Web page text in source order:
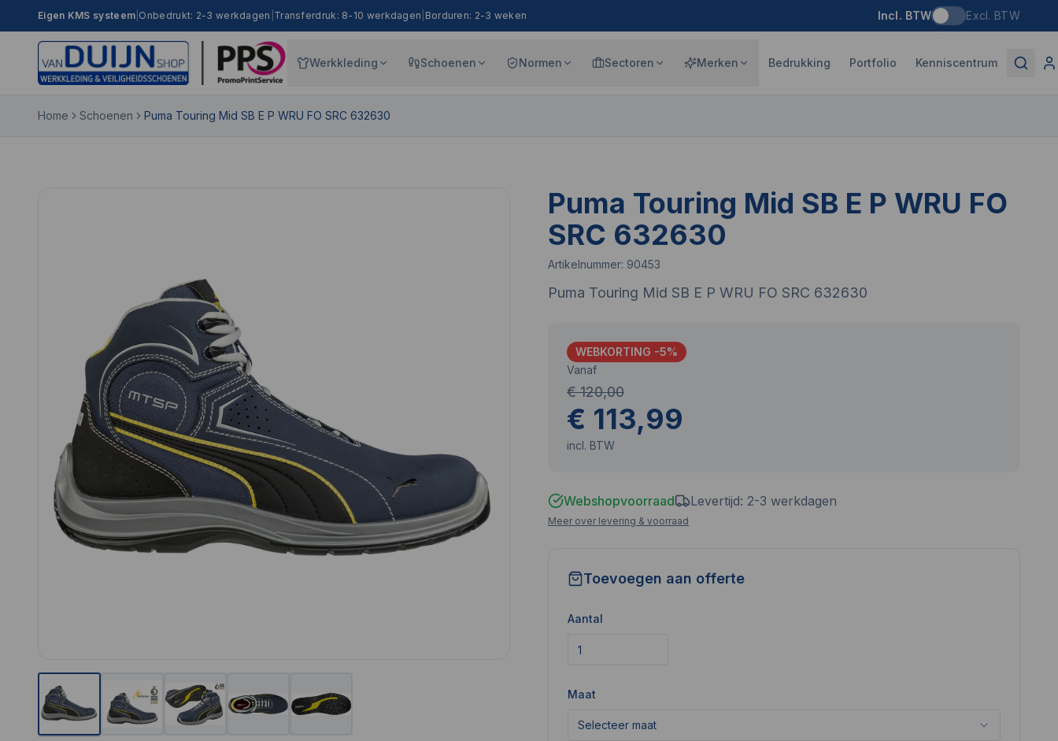
Eigen KMS systeem Onbedrukt: 2-3 werkdagen Transferdruk: 8-10 werkdagen Borduren: 2-3 weken Incl. BTW Excl. BTW
Werkkleding Schoenen Normen Sectoren Merken Bedrukking Portfolio Kenniscentrum
Home Schoenen Puma Touring Mid SB E P WRU FO SRC 632630
Puma Touring Mid SB E P WRU FO
SRC 632630
Artikelnummer: 90453
Puma Touring Mid SB E P WRU FO SRC 632630
WEBKORTING -5%
Vanaf
€ 120,00
€ 113,99
incl. BTW
Webshopvoorraad Levertijd: 2-3 werkdagen
Meer over levering & voorraad
Toevoegen aan offerte
Aantal
Maat
Selecteer maat